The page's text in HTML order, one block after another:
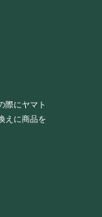
際にヤマト
えに商品を